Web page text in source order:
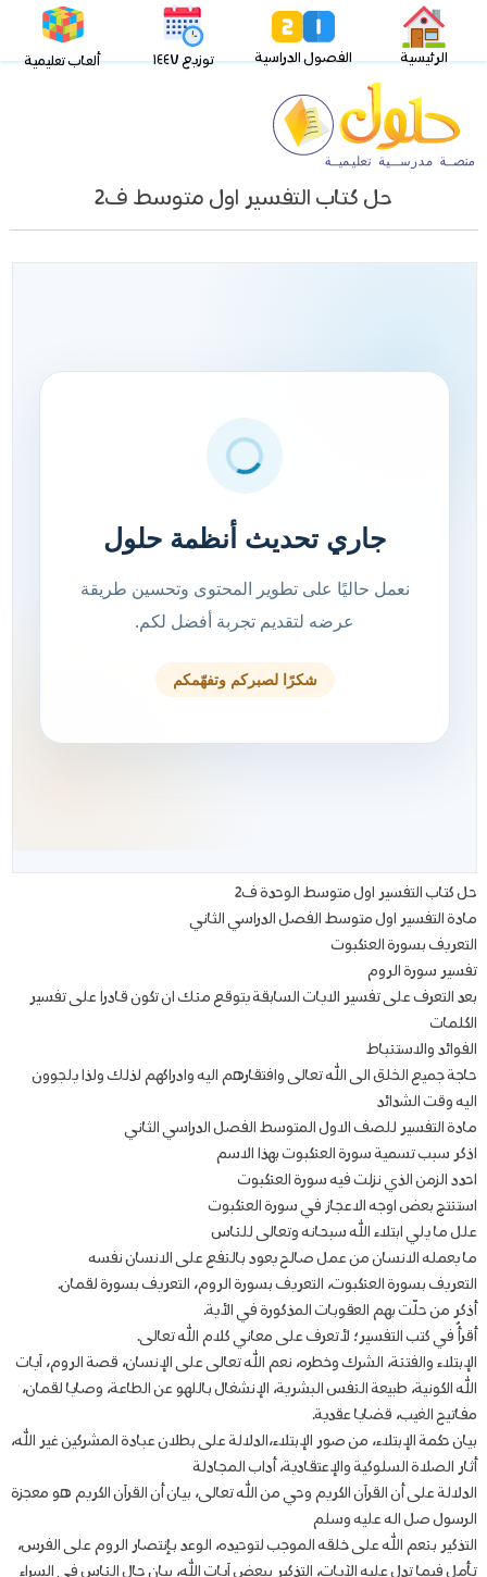
الرئيسية الفصول الدراسية توزيع ١٤٤٧ ألعاب تعليمية
حل كتاب التفسير اول متوسط ف2
حل كتاب التفسير اول متوسط الوحدة ف2
مادة التفسير اول متوسط الفصل الدراسي الثاني
التعريف بسورة العنكبوت
تفسير سورة الروم
بعد التعرف على تفسير الايات السابقة يتوقع منك ان تكون قادرا على تفسير
الكلمات
الفوائد والاستنباط
حاجة جميع الخلق الى الله تعالى وافتقارهم اليه وادراكهم لذلك ولذا يلجوون
اليه وقت الشدائد
مادة التفسير للصف الاول المتوسط الفصل الدراسي الثاني
اذكر سبب تسمية سورة العنكبوت بهذا الاسم
احدد الزمن الذي نزلت فيه سورة العنكبوت
استنتج بعض اوجه الاعجاز في سورة العنكبوت
علل ما يلي ابتلاء الله سبحانه وتعالى للناس
ما يعمله الانسان من عمل صالح يعود بالنفع على الانسان نفسه
التعريف بسورة العنكبوت، التعريف بسورة الروم، التعريف بسورة لقمان.
أذكر من حلّت بهم العقوبات المذكورة في الأية.
أقرأُ في كتب التفسير؛ لأتعرف على معاني كلام الله تعالى.
الإبتلاء والفتنة، الشرك وخطره، نعم الله تعالى على الإنسان، قصة الروم، آيات
الله الكونية، طبيعة النفس البشرية، الإنشغال باللهو عن الطاعة، وصايا لقمان،
مفاتيح الغيب، قضايا عقدية.
بيان حكمة الإبتلاء، من صور الإبتلاء،الدلالة على بطلان عبادة المشركين غير الله،
أثار الصلاة السلوكية والإعتقادية، أداب المجادلة
الدلالة على أن القرآن الكريم وحي من الله تعالى، بيان أن القرآن الكريم هو معجزة
الرسول صل اله عليه وسلم
التذكير بنعم الله على خلقه الموجب لتوحيده، الوعد بإنتصار الروم على الفرس،
تأمل فيما تدل عليه الآيات، التذكير ببعض آيات الله، بيان حال الناس في السراء